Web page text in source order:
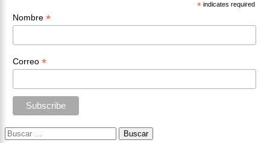
* indicates required
Nombre *
Correo *
Buscar: